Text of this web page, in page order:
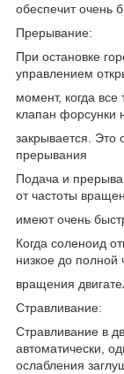
обеспечит очень
Прерывание:
При остановке
управлением
момент, когда все
клапан форсунки
закрывается. Это
прерывания
Подача и
от частоты
имеют очень
Когда соленоид
низкое до полной
вращения
Стравливание:
Стравливание в
автоматически,
ослабления